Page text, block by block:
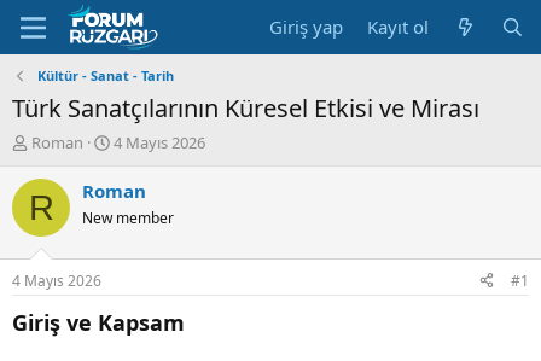
Giriş yap Kayıt ol
Kültür - Sanat - Tarih
Türk Sanatçılarının Küresel Etkisi ve Mirası
K
n
u
u
B
a
ş
l
Roman
B
ş
a
ı
ç
t
4 Mayıs 2026
R Roman
New member
4 Mayıs 2026 #1
Giriş ve Kapsam